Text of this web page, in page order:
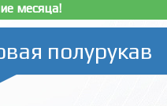
месяца!
полурукав